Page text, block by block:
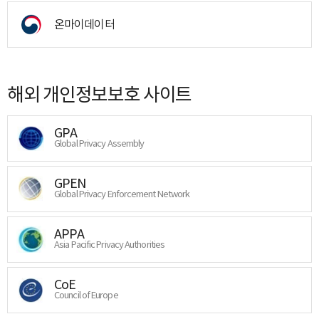
온마이데이터
해외 개인정보보호 사이트
GPA
Global Privacy Assembly
GPEN
Global Privacy Enforcement Network
APPA
Asia Pacific Privacy Authorities
CoE
Council of Europe